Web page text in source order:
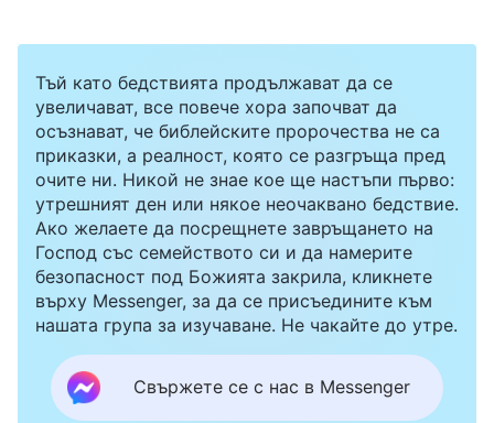
Тъй като бедствията продължават да се
увеличават, все повече хора започват да
осъзнават, че библейските пророчества не са
приказки, а реалност, която се разгръща пред
очите ни. Никой не знае кое ще настъпи първо:
утрешният ден или някое неочаквано бедствие.
Ако желаете да посрещнете завръщането на
Господ със семейството си и да намерите
безопасност под Божията закрила, кликнете
върху Messenger, за да се присъедините към
нашата група за изучаване. Не чакайте до утре.
Свържете се с нас в Messenger